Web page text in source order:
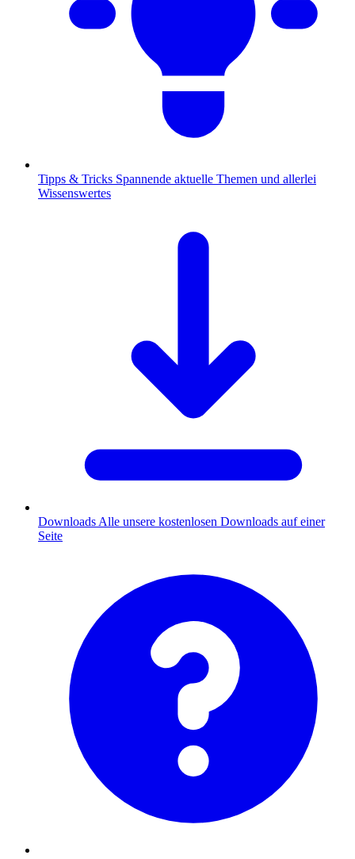
Tipps & Tricks Spannende aktuelle Themen und allerlei
Wissenswertes
Downloads Alle unsere kostenlosen Downloads auf einer
Seite